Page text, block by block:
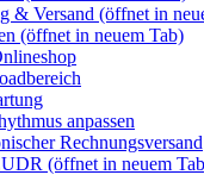
& Versand (öffnet in
(öffnet in neuem Tab)
anpassen
Rechnungsversand
(öffnet in neuem